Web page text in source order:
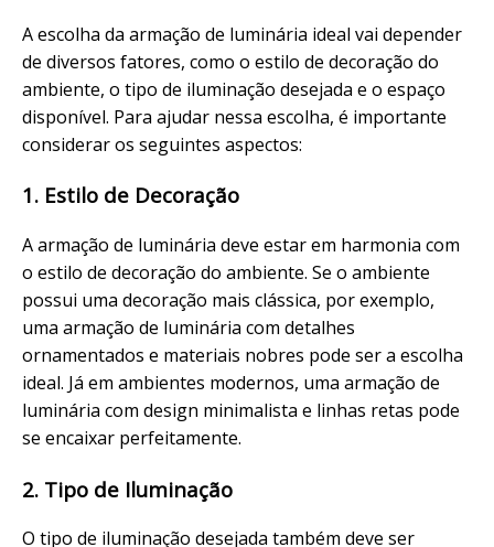
A escolha da armação de luminária ideal vai depender
de diversos fatores, como o estilo de decoração do
ambiente, o tipo de iluminação desejada e o espaço
disponível. Para ajudar nessa escolha, é importante
considerar os seguintes aspectos:
1. Estilo de Decoração
A armação de luminária deve estar em harmonia com
o estilo de decoração do ambiente. Se o ambiente
possui uma decoração mais clássica, por exemplo,
uma armação de luminária com detalhes
ornamentados e materiais nobres pode ser a escolha
ideal. Já em ambientes modernos, uma armação de
luminária com design minimalista e linhas retas pode
se encaixar perfeitamente.
2. Tipo de Iluminação
O tipo de iluminação desejada também deve ser